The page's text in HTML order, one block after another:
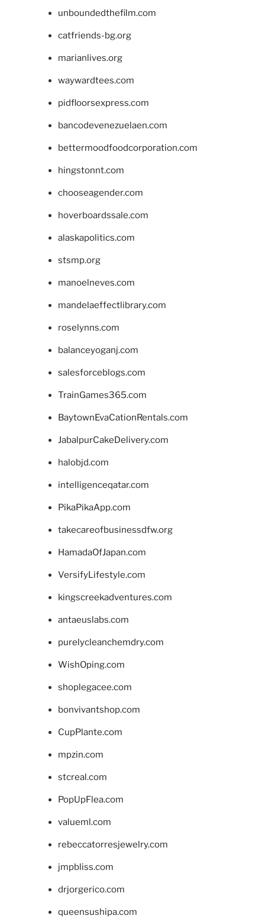
unboundedthefilm.com
catfriends-bg.org
marianlives.org
waywardtees.com
pidfloorsexpress.com
bancodevenezuelaen.com
bettermoodfoodcorporation.com
hingstonnt.com
chooseagender.com
hoverboardssale.com
alaskapolitics.com
stsmp.org
manoelneves.com
mandelaeffectlibrary.com
roselynns.com
balanceyoganj.com
salesforceblogs.com
TrainGames365.com
BaytownEvaCationRentals.com
JabalpurCakeDelivery.com
halobjd.com
intelligenceqatar.com
PikaPikaApp.com
takecareofbusinessdfw.org
HamadaOfJapan.com
VersifyLifestyle.com
kingscreekadventures.com
antaeuslabs.com
purelycleanchemdry.com
WishOping.com
shoplegacee.com
bonvivantshop.com
CupPlante.com
mpzin.com
stcreal.com
PopUpFlea.com
valueml.com
rebeccatorresjewelry.com
jmpbliss.com
drjorgerico.com
queensushipa.com